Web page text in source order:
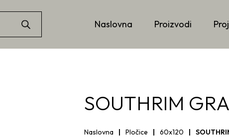
Naslovna Proizvodi
SOUTHRIM
Naslovna Pločice 60x120